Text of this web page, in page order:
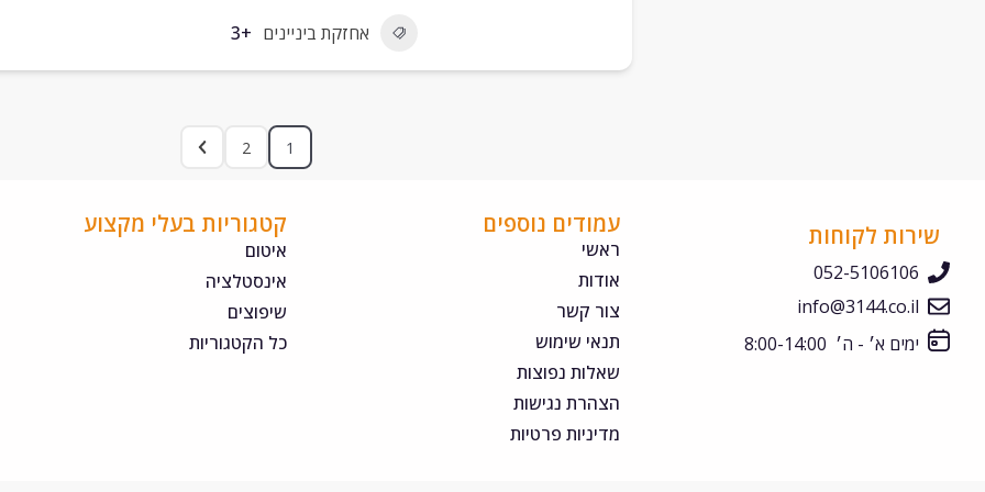
אחזקת ביניינים +3
1
2
שירות לקוחות
052-5106106
info@3144.co.il
ימים א׳ - ה׳ 8:00-14:00
עמודים נוספים
ראשי
אודות
צור קשר
תנאי שימוש
שאלות נפוצות
הצהרת נגישות
מדיניות פרטיות
קטגוריות בעלי מקצוע
איטום
אינסטלציה
שיפוצים
כל הקטגוריות